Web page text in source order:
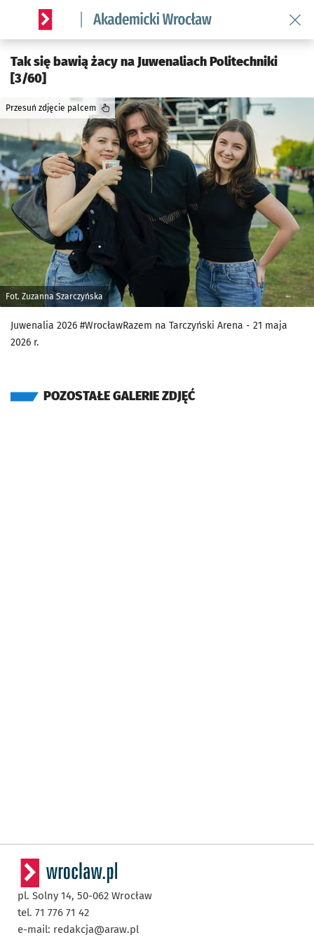
Serwis informacyjny wroclaw.pl podserwis: Akademicki
Tak się bawią żacy na Juwenaliach Politechniki
[3/60]
Fot. Zuzanna Szarczyńska
Przesuń zdjęcie palcem
Juwenalia 2026 #WrocławRazem na Tarczyński Arena - 21 maja
2026 r.
POZOSTAŁE GALERIE ZDJĘĆ
pl. Solny 14, 50-062 Wrocław
tel. 71 776 71 42
e-mail: redakcja@araw.pl